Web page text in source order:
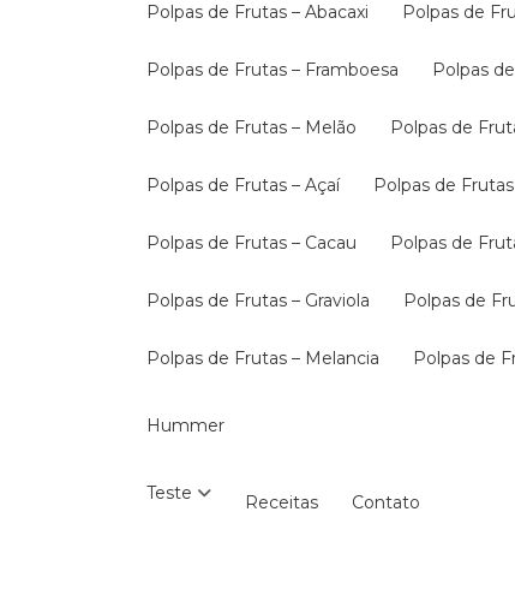
Polpas de Frutas – Abacaxi Polpas de
Polpas de Frutas – Framboesa Polpas
Polpas de Frutas – Melão Polpas de
Polpas de Frutas – Açaí Polpas de
Polpas de Frutas – Cacau Polpas de
Polpas de Frutas – Graviola Polpas de
Polpas de Frutas – Melancia Polpas de
Hummer
Teste Receitas Contato